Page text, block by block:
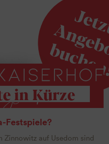
in Kürze
Festspiele?
Zinnowitz auf Usedom sind